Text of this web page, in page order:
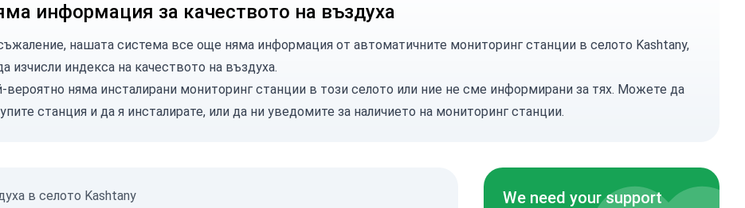
информация за качеството на въздуха
нашата система все още няма информация от автоматичните мониторинг станции в селото Kashtany,
изчисли индекса на качеството на въздуха.
вероятно няма инсталирани мониторинг станции в този селото или ние не сме информирани за тях. Можете да
станцияи да я инсталирате, или да ни уведомите за наличието на мониторинг станции.
в селото Kashtany We need your support